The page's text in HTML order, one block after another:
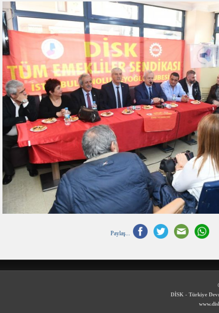
Paylaş...
DİSK - Türkiye